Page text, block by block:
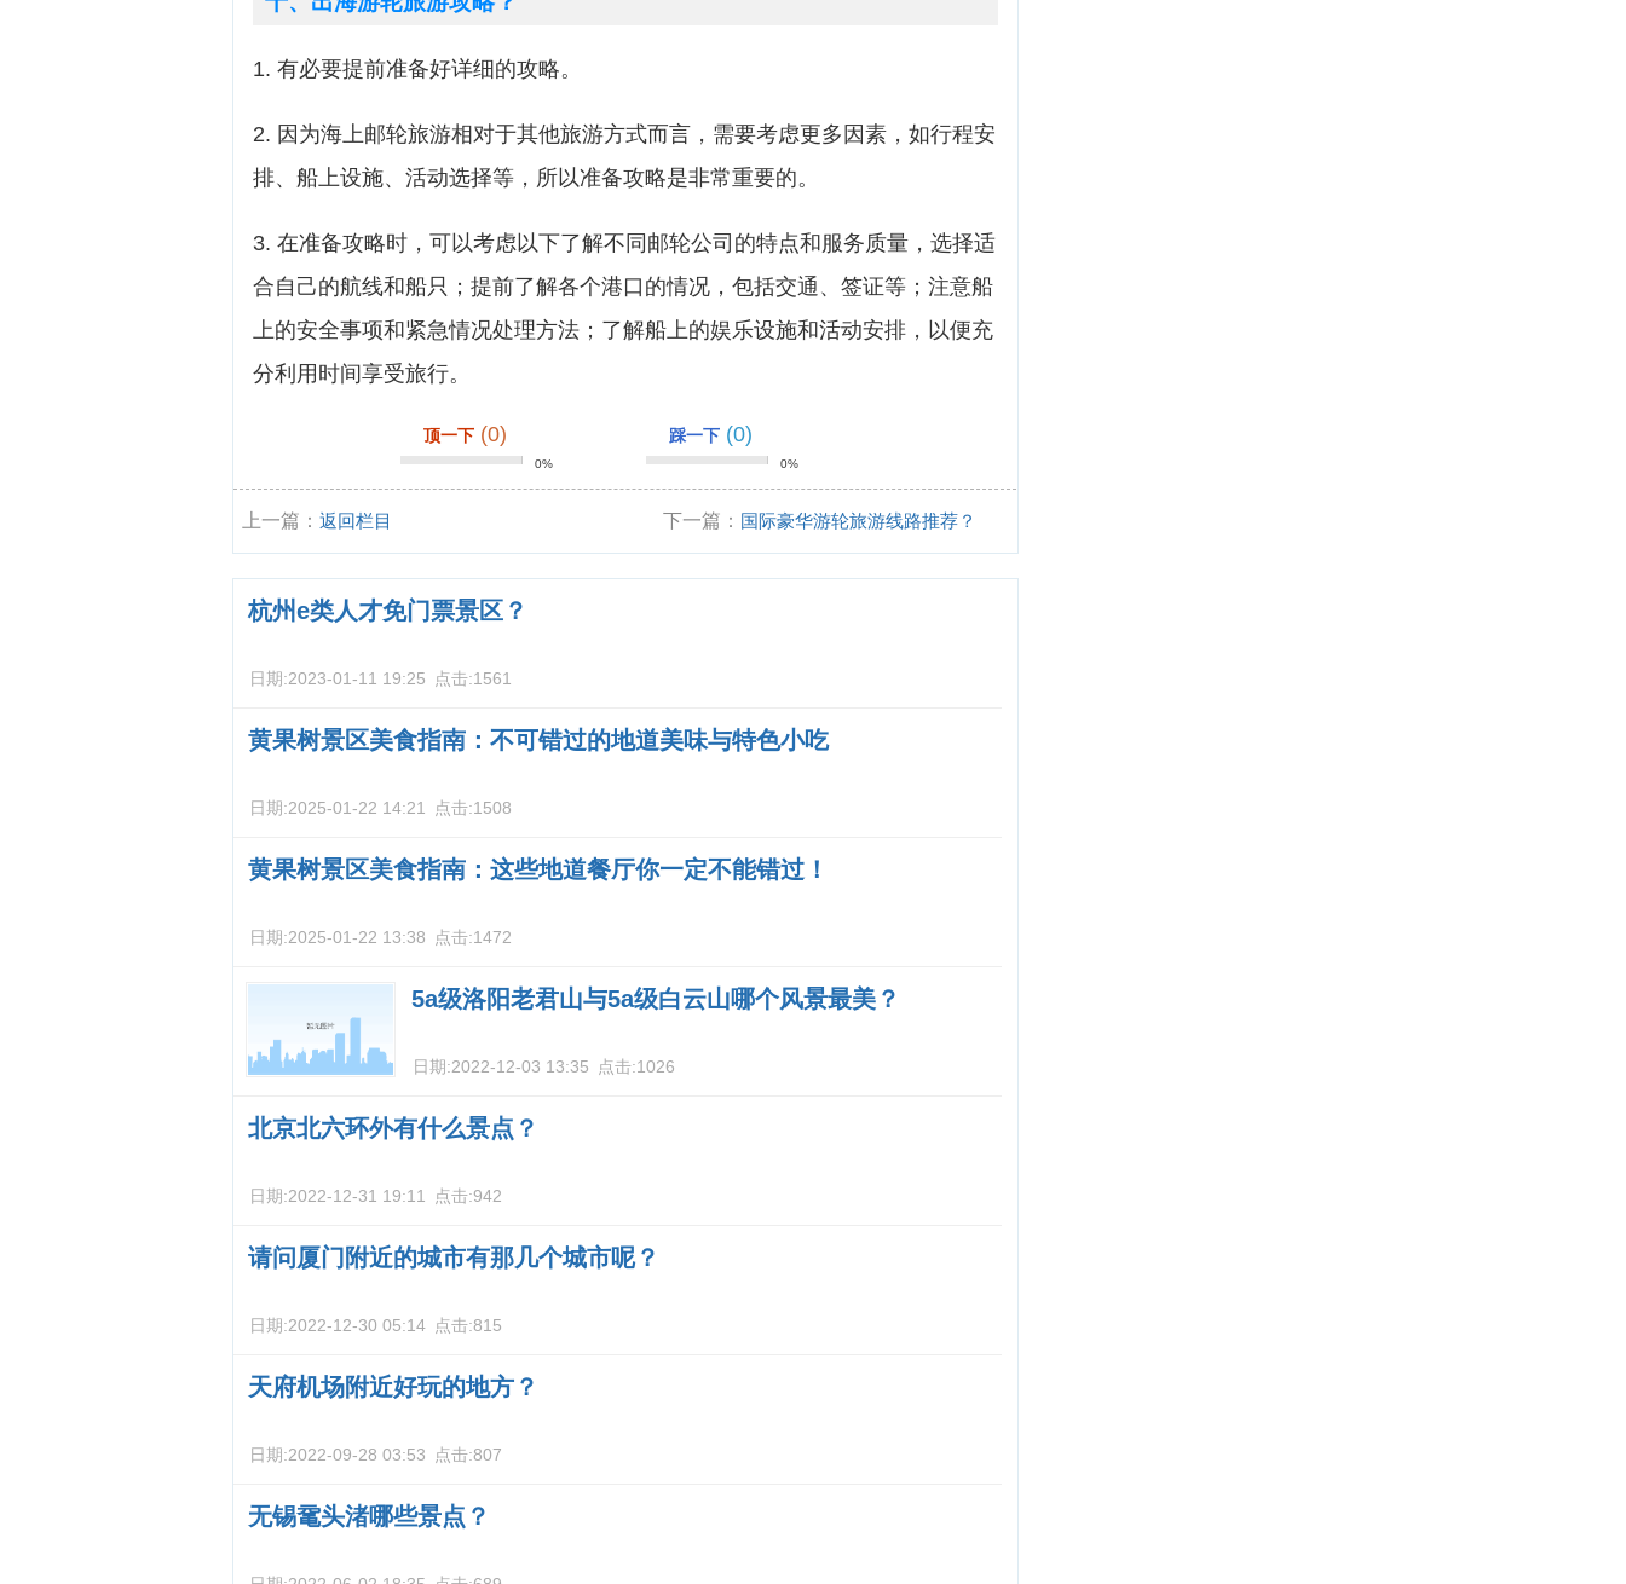
1. 有必要提前准备好详细的攻略。
2. 因为海上邮轮旅游相对于其他旅游方式而言，需要考虑更多因素，如行程安
排、船上设施、活动选择等，所以准备攻略是非常重要的。
3. 在准备攻略时，可以考虑以下了解不同邮轮公司的特点和服务质量，选择适
合自己的航线和船只；提前了解各个港口的情况，包括交通、签证等；注意船
上的安全事项和紧急情况处理方法；了解船上的娱乐设施和活动安排，以便充
分利用时间享受旅行。
顶一下 (0)
0%
踩一下 (0)
0%
上一篇： 返回栏目 下一篇： 国际豪华游轮旅游线路推荐？
杭州e类人才免门票景区？
日期:2023-01-11 19:25 点击:1561
黄果树景区美食指南：不可错过的地道美味与特色小吃
日期:2025-01-22 14:21 点击:1508
黄果树景区美食指南：这些地道餐厅你一定不能错过！
日期:2025-01-22 13:38 点击:1472
5a级洛阳老君山与5a级白云山哪个风景最美？
日期:2022-12-03 13:35 点击:1026
北京北六环外有什么景点？
日期:2022-12-31 19:11 点击:942
请问厦门附近的城市有那几个城市呢？
日期:2022-12-30 05:14 点击:815
天府机场附近好玩的地方？
日期:2022-09-28 03:53 点击:807
无锡鼋头渚哪些景点？